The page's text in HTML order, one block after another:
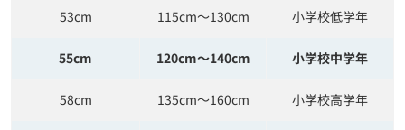
53cm 115cm～130cm 小学校低学年
55cm 120cm～140cm 小学校中学年
58cm 135cm～160cm 小学校高学年